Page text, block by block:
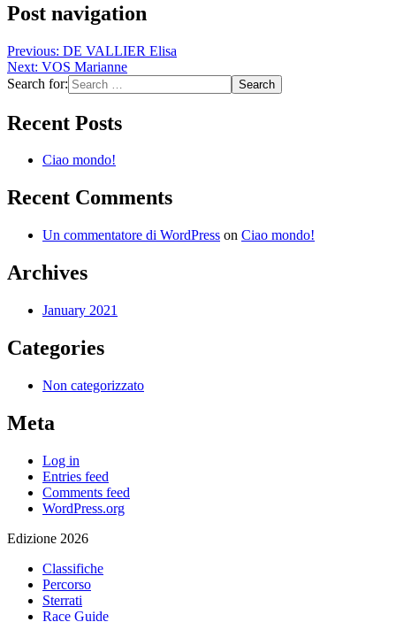
Post navigation
Previous: DE VALLIER Elisa
Next: VOS Marianne
Search for:
Recent Posts
Ciao mondo!
Recent Comments
Un commentatore di WordPress on Ciao mondo!
Archives
January 2021
Categories
Non categorizzato
Meta
Log in
Entries feed
Comments feed
WordPress.org
Edizione 2026
Classifiche
Percorso
Sterrati
Race Guide